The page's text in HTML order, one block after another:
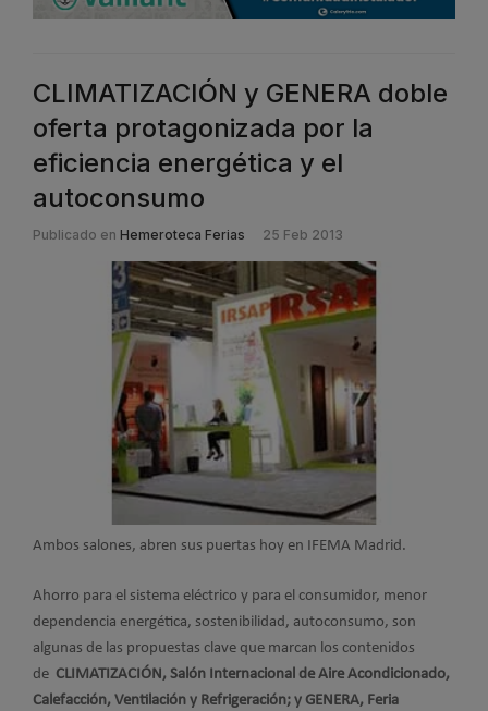
CLIMATIZACIÓN y GENERA doble
oferta protagonizada por la
eficiencia energética y el
autoconsumo
Publicado en Hemeroteca Ferias 25 Feb 2013
Ambos salones, abren sus puertas hoy en IFEMA Madrid.
Ahorro para el sistema eléctrico y para el consumidor, menor
dependencia energética, sostenibilidad, autoconsumo, son
algunas de las propuestas clave que marcan los contenidos
de CLIMATIZACIÓN, Salón Internacional de Aire Acondicionado,
Calefacción, Ventilación y Refrigeración; y GENERA, Feria